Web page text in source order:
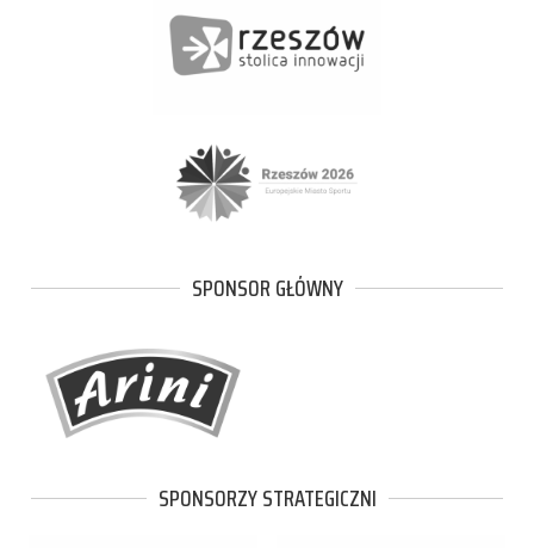
SPONSOR GŁÓWNY
SPONSORZY STRATEGICZNI